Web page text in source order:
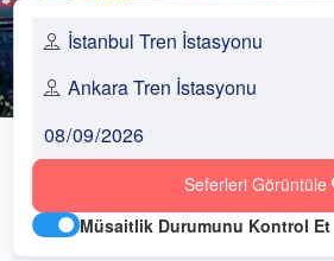
Seferleri Görüntüle
Müsaitlik Durumunu Kontrol Et